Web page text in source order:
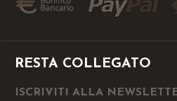
RESTA COLLEGATO
ISCRIVITI ALLA